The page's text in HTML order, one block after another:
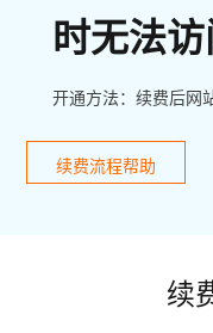
时无法
开通方法：续费后网
续费流程帮助
续